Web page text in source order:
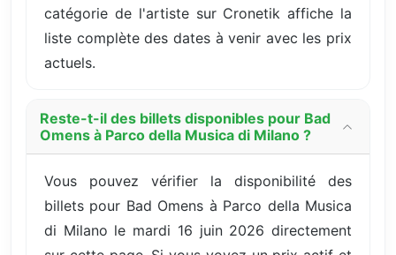
catégorie de l'artiste sur Cronetik affiche la
liste complète des dates à venir avec les prix
actuels.
Reste-t-il des billets disponibles pour Bad
Omens à Parco della Musica di Milano ?
Vous pouvez vérifier la disponibilité des
billets pour Bad Omens à Parco della Musica
di Milano le mardi 16 juin 2026 directement